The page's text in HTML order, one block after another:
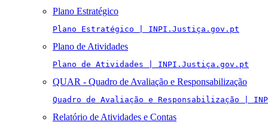
Plano Estratégico
Plano Estratégico | INPI.Justiça.gov.pt
Plano de Atividades
Plano de Atividades | INPI.Justiça.gov.pt
QUAR - Quadro de Avaliação e Responsabilização
Quadro de Avaliação e Responsabilização |
Relatório de Atividades e Contas